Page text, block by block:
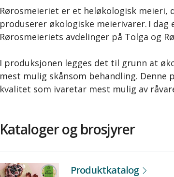
Rørosmeieriet er et heløkologisk meieri,
produserer økologiske meierivarer. I
Rørosmeieriets avdelinger på Tolga og
I produksjonen legges det til grunn at
mest mulig skånsom behandling. Denne
kvalitet som ivaretar mest mulig av
Kataloger og brosjyrer
Produktkatalog